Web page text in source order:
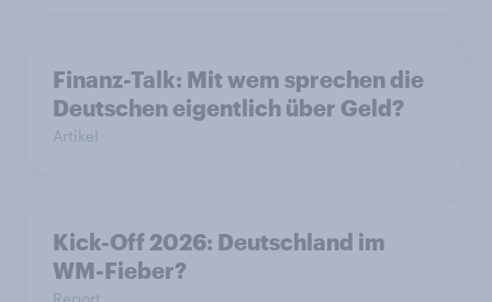
Finanz-Talk: Mit wem sprechen die
Deutschen eigentlich über Geld?
Artikel
Kick-Off 2026: Deutschland im
WM-Fieber?